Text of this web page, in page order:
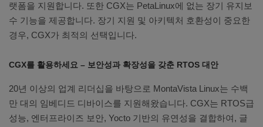
랫폼을 지원합니다. 또한 CGX는 PetaLinux에 없는 장기 유지보
수 기능을 제공합니다. 장기 지원 및 아키텍처 호환성이 중요한
경우, CGX가 최적의 선택입니다.
CGX를 활용하세요 – 보안성과 확장성을 갖춘 RTOS 대안
20년 이상의 업계 리더십을 바탕으로 MontaVista Linux는 수백
만 대의 임베디드 디바이스를 지원해왔습니다. CGX는 RTOS급
성능, 엔터프라이즈 보안, Yocto 기반의 유연성을 결합하여, 글